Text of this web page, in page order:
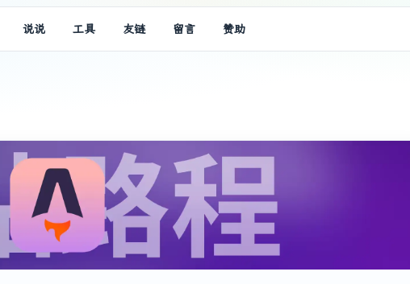
说说 工具 友链 留言 赞助